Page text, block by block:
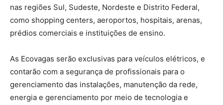
nas regiões Sul, Sudeste, Nordeste e Distrito Federal,
como shopping centers, aeroportos, hospitais, arenas,
prédios comerciais e instituições de ensino.
As Ecovagas serão exclusivas para veículos elétricos, e
contarão com a segurança de profissionais para o
gerenciamento das instalações, manutenção da rede,
energia e gerenciamento por meio de tecnologia e